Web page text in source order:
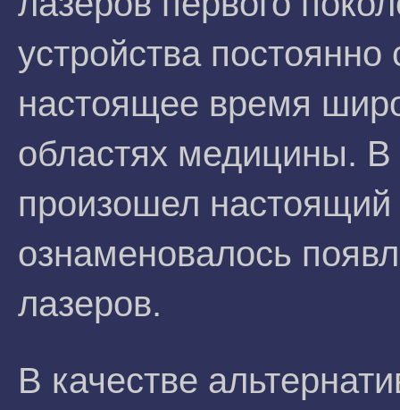
устройства
настоящее время
областях медицины. В
произошел настоящий
ознаменовалось
лазеров.
В качестве